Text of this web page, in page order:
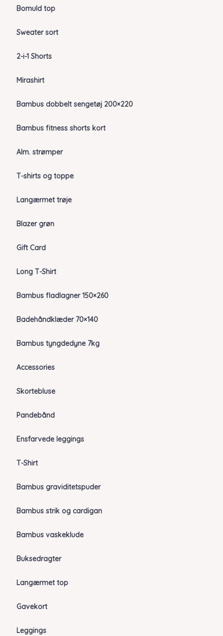
Bomuld top
Sweater sort
2-i-1 Shorts
Mirashirt
Bambus dobbelt sengetøj 200×220
Bambus fitness shorts kort
Alm. strømper
T-shirts og toppe
Langærmet trøje
Blazer grøn
Gift Card
Long T-Shirt
Bambus fladlagner 150×260
Badehåndklæder 70×140
Bambus tyngdedyne 7kg
Accessories
Skortebluse
Pandebånd
Ensfarvede leggings
T-Shirt
Bambus graviditetspuder
Bambus strik og cardigan
Bambus vaskeklude
Buksedragter
Langærmet top
Gavekort
Leggings